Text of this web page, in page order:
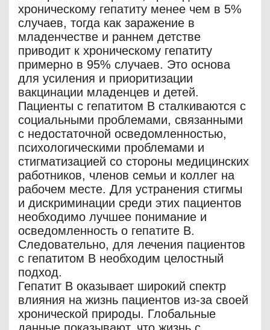
хроническому гепатиту менее чем в 5%
случаев, тогда как заражение в
младенчестве и раннем детстве
приводит к хроническому гепатиту
примерно в 95% случаев. Это основа
для усиления и приоритизации
вакцинации младенцев и детей.
Пациенты с гепатитом B сталкиваются с
социальными проблемами, связанными
с недостаточной осведомленностью,
психологическими проблемами и
стигматизацией со стороны медицинских
работников, членов семьи и коллег на
рабочем месте. Для устранения стигмы
и дискриминации среди этих пациентов
необходимо лучшее понимание и
осведомленность о гепатите В.
Следовательно, для лечения пациентов
с гепатитом B необходим целостный
подход.
Гепатит В оказывает широкий спектр
влияния на жизнь пациентов из-за своей
хронической природы. Глобальные